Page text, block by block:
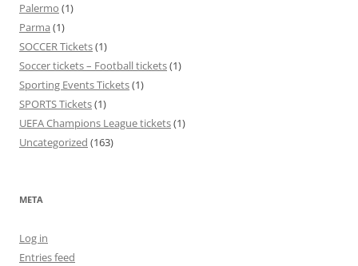
Palermo (1)
Parma (1)
SOCCER Tickets(1)
Soccer tickets – Football tickets(1)
Sporting Events Tickets(1)
SPORTS Tickets(1)
UEFA Champions League tickets(1)
Uncategorized (163)
META
Log in
Entries feed